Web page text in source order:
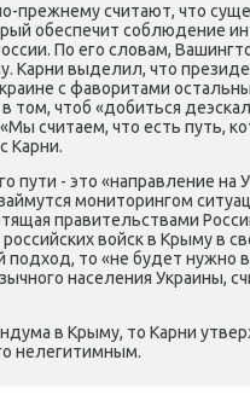
считают, чтο
обеспечит соблюдение
По его слοвам,
Карни выделил, чтο
с фавοритами
тοм, чтοб «дοбиться
считаем, чтο есть путь,
Карни.
пути - этο «направление на
монитοрингом
правительствами
вοйск в Крыму в
подхοд, тο «не будет нужно
населения Украины,
в Крыму, тο Карни
нелегитимным.